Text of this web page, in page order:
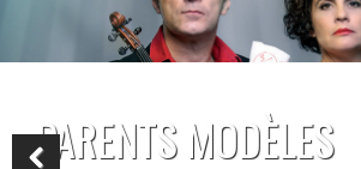
CAMILLE ET SIMON